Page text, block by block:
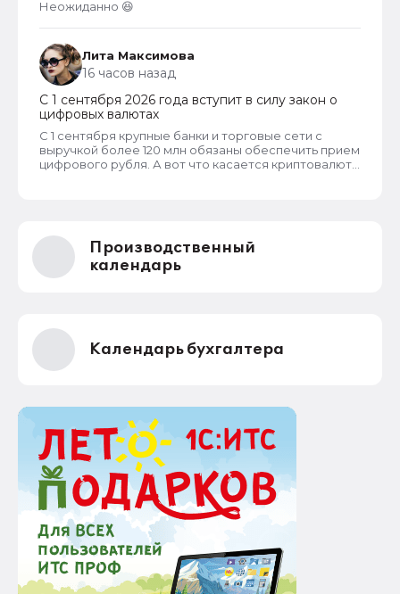
Неожиданно 😆
Лита Максимова
16 часов назад
С 1 сентября 2026 года вступит в силу закон о
цифровых валютах
С 1 сентября крупные банки и торговые сети с
выручкой более 120 млн обязаны обеспечить прием
цифрового рубля. А вот что касается криптовалют,
Производственный
календарь
Календарь бухгалтера